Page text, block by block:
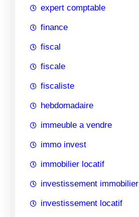
expert comptable
finance
fiscal
fiscale
fiscaliste
hebdomadaire
immeuble a vendre
immo invest
immobilier locatif
investissement immobilier
investissement locatif